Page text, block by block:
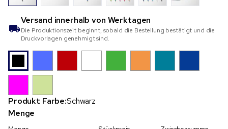
Versand innerhalb von Werktagen
Die Produktionszeit beginnt, sobald die Bestellung bestätigt und die
Druckvorlagen genehmigt sind.
Produkt Farbe:Schwarz
Menge